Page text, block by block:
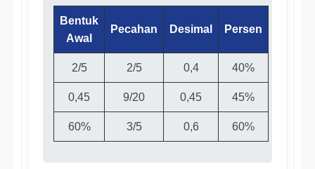
Bentuk
Awal
Pecahan Desimal Persen
2/5 2/5 0,4 40%
0,45 9/20 0,45 45%
60% 3/5 0,6 60%